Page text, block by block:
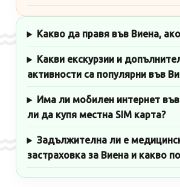
Какво да правя във Виена,
Какви екскурзии и
активности са популярни във
Има ли мобилен интернет
ли да купя местна SIM карта?
Задължителна ли е
застраховка за Виена и какво